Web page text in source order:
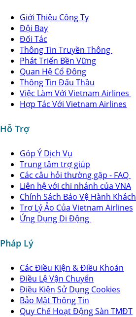
Giới Thiệu Công Ty
Đội Bay
Đối Tác
Thông Tin Truyền Thông
Phát Triển Bền Vững
Quan Hệ Cổ Đông
Thông Tin Đấu Thầu
Việc Làm Với Vietnam Airlines
Hợp Tác Với Vietnam Airlines
Hỗ Trợ
Góp Ý Dịch Vụ
Trung tâm trợ giúp
Các câu hỏi thường gặp - FAQ
Liên hệ với chi nhánh của VNA
Chính Sách Bảo Vệ Hành Khách
Trợ Lý Ảo Của Vietnam Airlines
Ứng Dụng Di Động
Pháp Lý
Các Điều Kiện & Điều Khoản
Điều Lệ Vận Chuyển
Điều Kiện Sử Dụng Cookies
Bảo Mật Thông Tin
Quy Chế Hoạt Động Sàn TMĐT